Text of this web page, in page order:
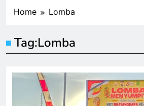
Home Lomba
Tag:Lomba